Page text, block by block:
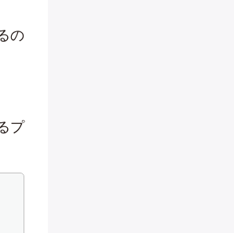
の
プ